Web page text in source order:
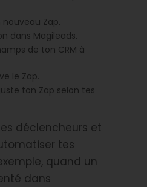
Zap.
dans Magileads.
de ton CRM à
le Zap.
ton Zap selon tes
déclencheurs et
tes
quand un
dans